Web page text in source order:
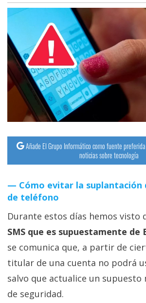
Añade El Grupo Informático como fuente
noticias sobre tecnología
Cómo evitar la suplantación
de teléfono
Durante estos días hemos visto
SMS que es supuestamente de
se comunica que, a partir de
titular de una cuenta no podrá
salvo que actualice un supuesto
de seguridad.